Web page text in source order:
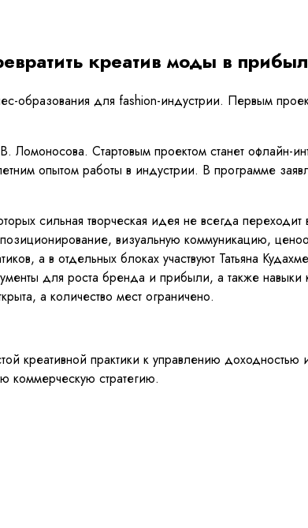
креатив моды в
для fashion-индустрии. Первым
Стартовым проектом станет офлайн-
опытом работы в индустрии. В программе
сильная творческая идея не всегда
визуальную коммуникацию,
а в отдельных блоках участвуют Татьяна
для роста бренда и прибыли, а также
а количество мест ограничено.
креативной практики к управлению
коммерческую стратегию.